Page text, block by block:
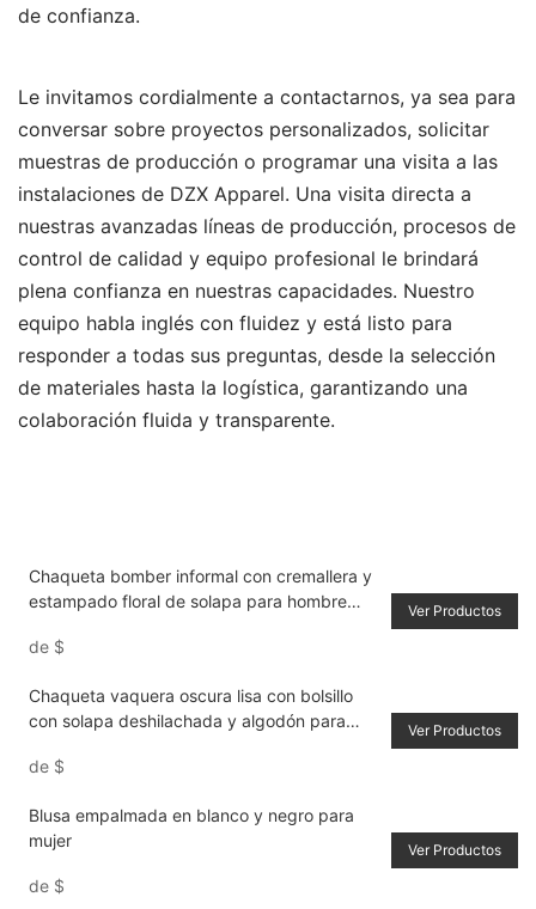
de confianza.
Le invitamos cordialmente a contactarnos, ya sea para
conversar sobre proyectos personalizados, solicitar
muestras de producción o programar una visita a las
instalaciones de DZX Apparel. Una visita directa a
nuestras avanzadas líneas de producción, procesos de
control de calidad y equipo profesional le brindará
plena confianza en nuestras capacidades. Nuestro
equipo habla inglés con fluidez y está listo para
responder a todas sus preguntas, desde la selección
de materiales hasta la logística, garantizando una
colaboración fluida y transparente.
Chaqueta bomber informal con cremallera y
estampado floral de solapa para hombre
de $
Ver Productos
Chaqueta vaquera oscura lisa con bolsillo
con solapa deshilachada y algodón para
de $
Ver Productos
Blusa empalmada en blanco y negro para
mujer
de $
Ver Productos